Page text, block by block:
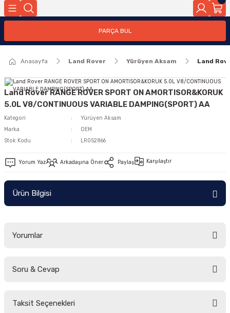
PARÇA BUL
Anasayfa Land Rover Yürüyen Aksam Land
Land Rover RANGE ROVER SPORT ON AMORTISOR&KORUK
5.0L V8/CONTINUOUS VARIABLE DAMPING(SPORT) AA
Kategori
Yürüyen Aksam
Marka
OEM
Stok Kodu
LR052866
Yorum Yaz Arkadaşına Öner Paylaş Karşılaştır
Ürün Bilgisi
Yorumlar
Soru & Cevap
Taksit Seçenekleri